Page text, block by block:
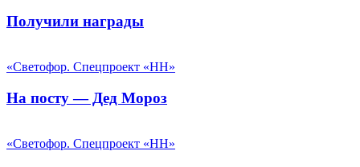
Получили награды
«Светофор. Спецпроект «НН»
На посту — Дед Мороз
«Светофор. Спецпроект «НН»